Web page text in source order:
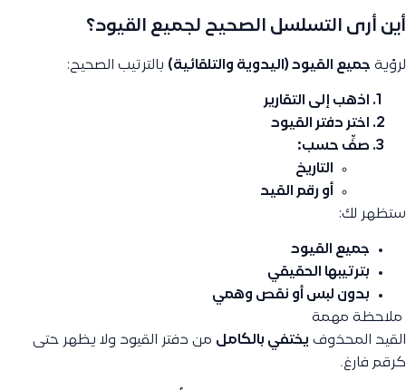
أين أرى التسلسل الصحيح لجميع القيود؟
لرؤية جميع القيود (اليدوية والتلقائية) بالترتيب الصحيح:
اذهب إلى التقارير
اختر دفتر القيود
صفِّ حسب:
التاريخ
أو رقم القيد
ستظهر لك:
جميع القيود
بترتيبها الحقيقي
بدون لبس أو نقص وهمي
️ ملاحظة مهمة
القيد المحذوف يختفي بالكامل من دفتر القيود ولا يظهر حتى
كرقم فارغ.